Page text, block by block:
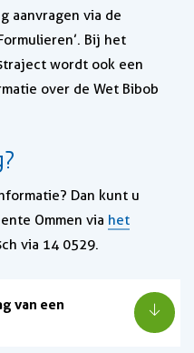
aanvragen via de
Bij het
wordt ook een
over de Wet Bibob
Dan kunt u
Ommen via het
via 14 0529.
van een